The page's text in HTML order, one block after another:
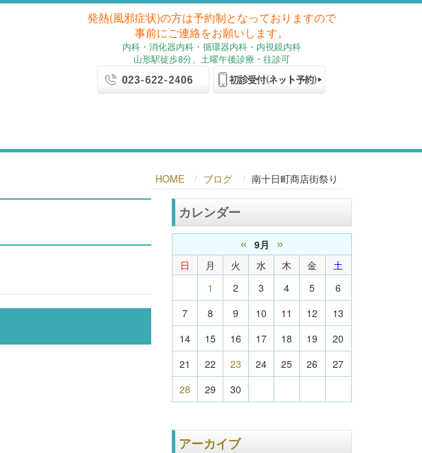
発熱(風邪症状)の方は予約制となっておりますので
事前にご連絡をお願いします。
内科・消化器内科・循環器内科・内視鏡内科
山形駅徒歩8分、土曜午後診療・往診可
HOME ブログ 南十日町商店街祭り
カレンダー
« 9月 »
日 月 火 水 木 金
土
1
2 3 4 5
6
7
8 9 10 11 12
13
14
15 16 17 18 19
20
21
22 23 24 25 26
27
28
29 30
アーカイブ